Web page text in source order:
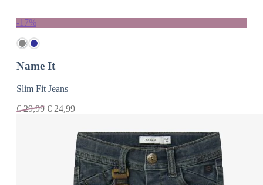
-17%
Name It
Slim Fit Jeans
€29,99 € 24,99